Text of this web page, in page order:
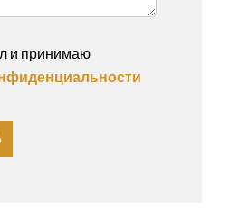
и принимаю